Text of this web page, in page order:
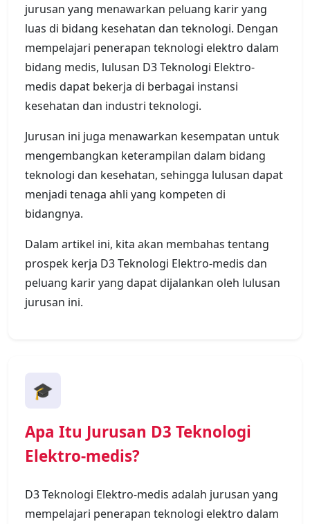
jurusan yang menawarkan peluang karir yang
luas di bidang kesehatan dan teknologi. Dengan
mempelajari penerapan teknologi elektro dalam
bidang medis, lulusan D3 Teknologi Elektro-
medis dapat bekerja di berbagai instansi
kesehatan dan industri teknologi.
Jurusan ini juga menawarkan kesempatan untuk
mengembangkan keterampilan dalam bidang
teknologi dan kesehatan, sehingga lulusan dapat
menjadi tenaga ahli yang kompeten di
bidangnya.
Dalam artikel ini, kita akan membahas tentang
prospek kerja D3 Teknologi Elektro-medis dan
peluang karir yang dapat dijalankan oleh lulusan
jurusan ini.
🎓
Apa Itu Jurusan D3 Teknologi
Elektro-medis?
D3 Teknologi Elektro-medis adalah jurusan yang
mempelajari penerapan teknologi elektro dalam